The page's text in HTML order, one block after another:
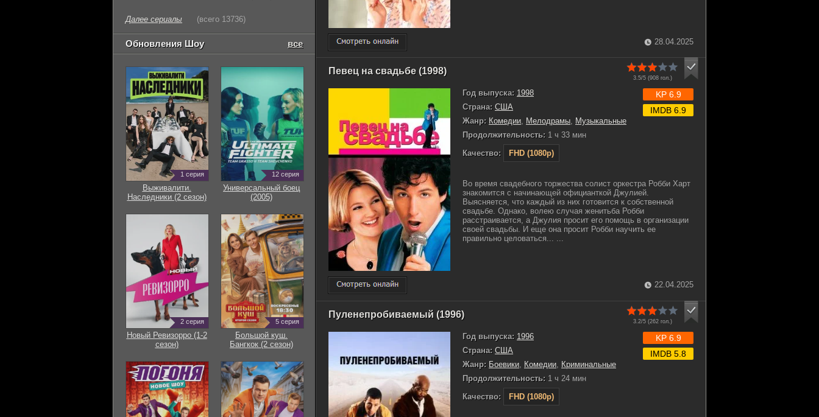
28.04.2025
Певец на свадьбе (1998)
3.5/5 (908гол.)
Год выпуска: 1998
Страна: США
Жанр: Комедии, Мелодрамы, Музыкальные
Продолжительность: 1 ч 33 мин
Качество:
FHD (1080p)
KP 6.9
IMDB 6.9
Во время свадебного торжества солист оркестра Робби Харт
знакомится с начинающей официанткой Джулией.
Выясняется, что каждый из них готовится к собственной
свадьбе. Однако, волею случая женитьба Робби
расстраивается, а Джулия просит его помощь в организации
своей свадьбы. И еще она просит Робби научить ее
правильно целоваться... ...
22.04.2025
Пуленепробиваемый (1996)
3.2/5 (262гол.)
Год выпуска: 1996
Страна: США
Жанр: Боевики Комедии Криминальные
Продолжительность: 1 ч 24 мин
Качество:
FHD (1080p)
KP 6.9
IMDB 5.8
Далее сериалы (всего 13736)
Обновления Шоу все
1 серия
Выживалити.
Наследники (2 сезон)
12 серия
Универсальный боец
(2005)
2 серия
Новый Ревизорро (1-2
сезон)
5 серия
Большой куш.
Бангкок (2 сезон)